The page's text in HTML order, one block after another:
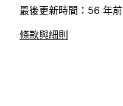
最後更新時間：56 年前
條款與細則